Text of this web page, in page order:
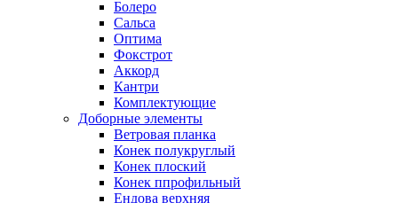
Болеро
Сальса
Оптима
Фокстрот
Аккорд
Кантри
Комплектующие
Доборные элементы
Ветровая планка
Конек полукруглый
Конек плоский
Конек ппрофильный
Ендова верхняя